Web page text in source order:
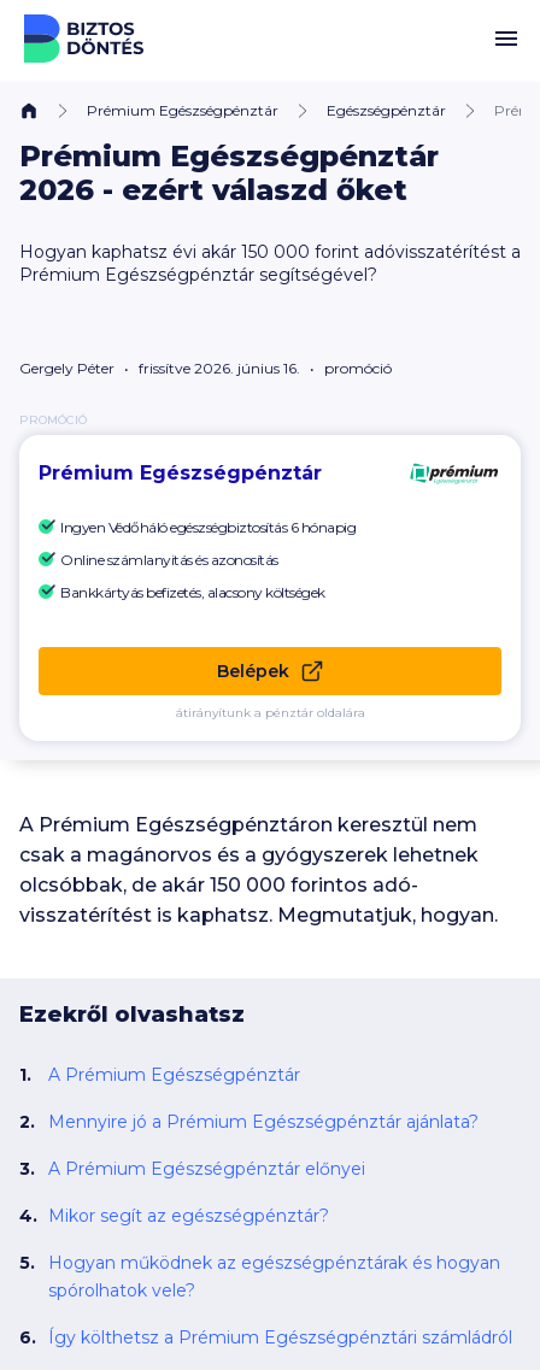
Ugrás a tartalomhoz
Prémium Egészségpénztár Egészségpénztár
Prémium Egészségpénztár
2026 - ezért válaszd őket
Hogyan kaphatsz évi akár 150 000 forint adóvisszatérítést a
Prémium Egészségpénztár segítségével?
Gergely Péter frissítve 2026. június 16. promóció
PROMÓCIÓ
Prémium Egészségpénztár
Ingyen Védőháló egészségbiztosítás 6 hónapig
Online számlanyitás és azonosítás
Bankkártyás befizetés, alacsony költségek
Belépek
átirányítunk a pénztár oldalára
A Prémium Egészségpénztáron keresztül nem
csak a magánorvos és a gyógyszerek lehetnek
olcsóbbak, de akár 150 000 forintos adó-
visszatérítést is kaphatsz. Megmutatjuk, hogyan.
Ezekről olvashatsz
A Prémium Egészségpénztár
Mennyire jó a Prémium Egészségpénztár ajánlata?
A Prémium Egészségpénztár előnyei
Mikor segít az egészségpénztár?
Hogyan működnek az egészségpénztárak és hogyan
spórolhatok vele?
Így költhetsz a Prémium Egészségpénztári számládról